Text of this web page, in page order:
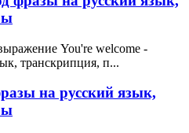
You're welcome -
транскрипция, п...
на русский язык,